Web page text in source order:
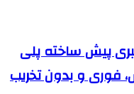
پیش ساخته پلی
فوری و بدون تخریب